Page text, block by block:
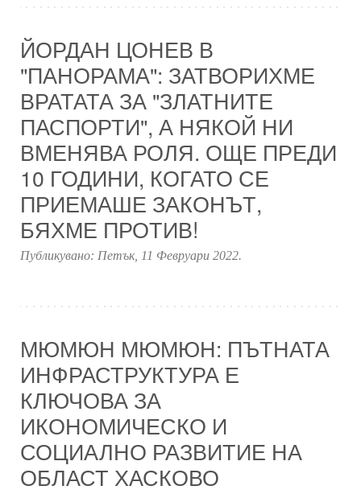
ЙОРДАН ЦОНЕВ В
"ПАНОРАМА": ЗАТВОРИХМЕ
ВРАТАТА ЗА "ЗЛАТНИТЕ
ПАСПОРТИ", А НЯКОЙ НИ
ВМЕНЯВА РОЛЯ. ОЩЕ ПРЕДИ
10 ГОДИНИ, КОГАТО СЕ
ПРИЕМАШЕ ЗАКОНЪТ,
БЯХМЕ ПРОТИВ!
Публикувано: Петък, 11 Февруари 2022.
МЮМЮН МЮМЮН: ПЪТНАТА
ИНФРАСТРУКТУРА Е
КЛЮЧОВА ЗА
ИКОНОМИЧЕСКО И
СОЦИАЛНО РАЗВИТИЕ НА
ОБЛАСТ ХАСКОВО